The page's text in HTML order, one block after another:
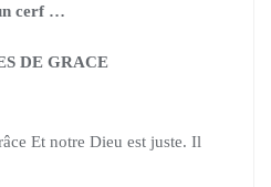
cerf …
DE GRACE
Et notre Dieu est juste. Il